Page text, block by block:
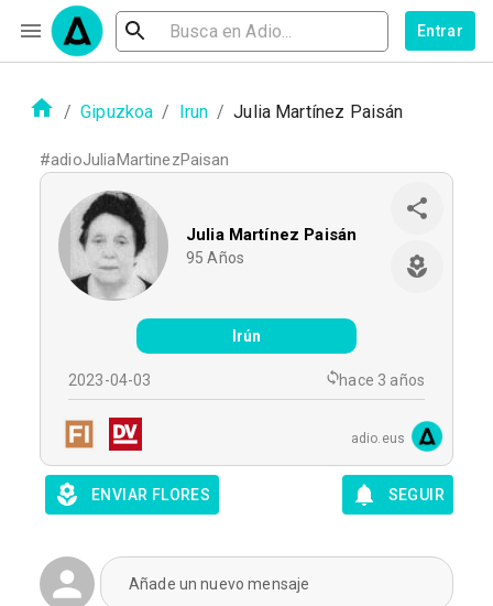
Entrar
/ Gipuzkoa / Irun / Julia Martínez Paisán
#adioJuliaMartinezPaisan
Julia Martínez Paisán
95 Años
Irún
2023-04-03 hace 3 años
adio.eus
ENVIAR FLORES SEGUIR
Añade un nuevo mensaje